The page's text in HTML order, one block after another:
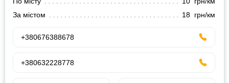
За містом
18 грн/км
+380676388678
+380632228778